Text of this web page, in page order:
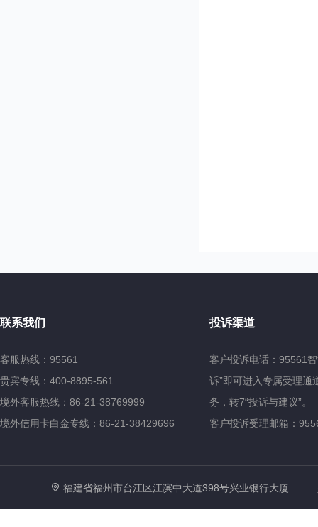
账户结
联系我们
客服热线：95561
贵宾专线：400-8895-561
境外客服热线：86-21-38769999
境外信用卡白金专线：86-21-38429696
投诉渠道
客户投诉电话：95561
诉”即可进入专属受理通
务，转7“投诉与建议”。
客户投诉受理邮箱：
福建省福州市台江区江滨中大道398号兴业银行大厦